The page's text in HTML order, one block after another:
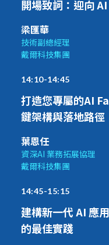
開場致詞：迎向
梁匯華
技術副總經理
戴爾科技集團
14:10-14:45
打造您專屬的AI
鍵架構與落地路徑
葉恩任
資深AI 業務拓展協理
戴爾科技集團
14:45-15:15
建構新一代 AI 應
的最佳實踐